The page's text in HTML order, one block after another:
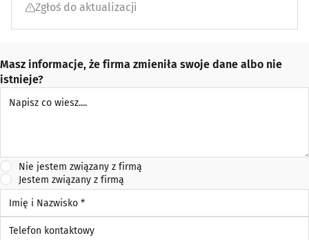
Zgłoś do aktualizacji
Masz informacje, że firma zmieniła swoje dane albo nie
istnieje?
Nie jestem związany z firmą
Jestem związany z firmą